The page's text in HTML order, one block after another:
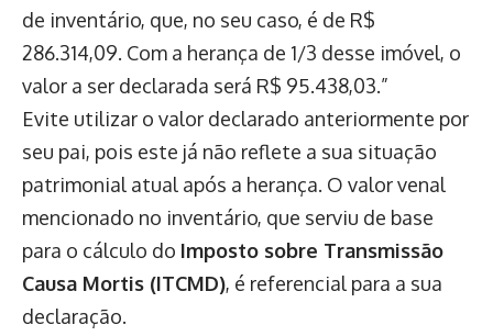
de inventário, que, no seu caso, é de R$
286.314,09. Com a herança de 1/3 desse imóvel, o
valor a ser declarada será R$ 95.438,03.”
Evite utilizar o valor declarado anteriormente por
seu pai, pois este já não reflete a sua situação
patrimonial atual após a herança. O valor venal
mencionado no inventário, que serviu de base
para o cálculo do Imposto sobre Transmissão
Causa Mortis (ITCMD), é referencial para a sua
declaração.